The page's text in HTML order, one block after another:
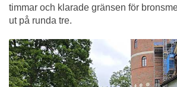
timmar och klarade gränsen för
ut på runda tre.